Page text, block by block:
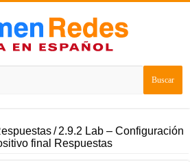
/ 2.9.2 Lab – Configuración
final Respuestas